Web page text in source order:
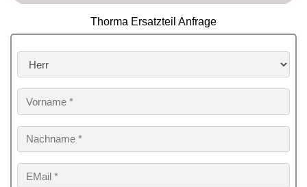
Thorma Ersatzteil Anfrage